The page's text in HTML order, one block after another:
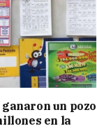
un pozo
en la